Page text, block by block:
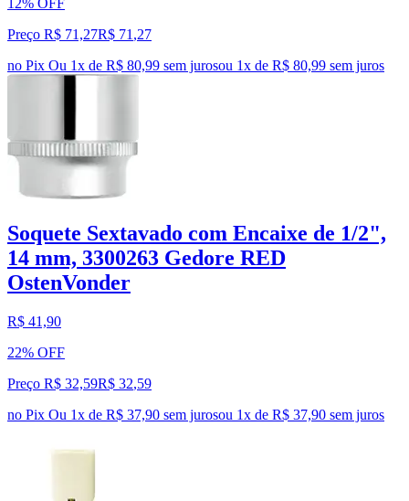
12% OFF
Preço R$ 71,27R$ 71 ,27
no Pix Ou 1x de R$ 80,99 sem jurosou 1x de R$ 80,99 sem juros
Soquete Sextavado com Encaixe de 1/2",
14 mm, 3300263 Gedore RED
OstenVonder
R$ 41,90
22% OFF
Preço R$ 32,59R$ 32,59
no Pix Ou 1x de R$ 37,90 sem jurosou 1x de R$ 37,90 sem juros